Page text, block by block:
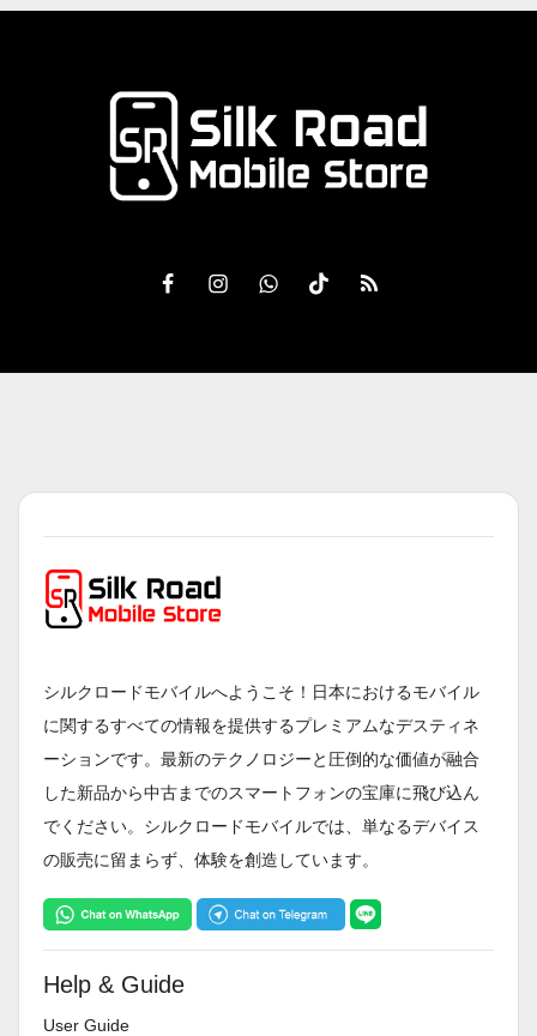
シルクロードモバイルへようこそ！日本におけるモバイル
に関するすべての情報を提供するプレミアムなデスティネ
ーションです。最新のテクノロジーと圧倒的な価値が融合
した新品から中古までのスマートフォンの宝庫に飛び込ん
でください。シルクロードモバイルでは、単なるデバイス
の販売に留まらず、体験を創造しています。
Help & Guide
User Guide